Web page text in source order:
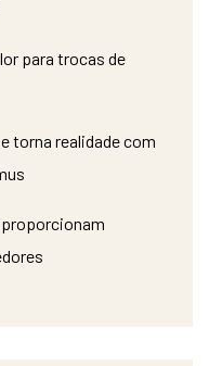
para trocas de
torna realidade com